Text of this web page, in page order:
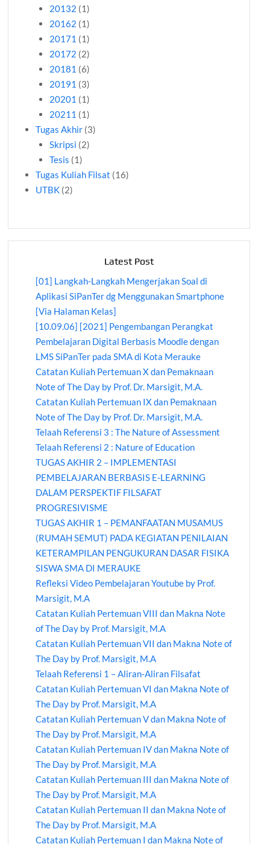
20132 (1)
20162 (1)
20171 (1)
20172 (2)
20181 (6)
20191 (3)
20201 (1)
20211 (1)
Tugas Akhir (3)
Skripsi (2)
Tesis (1)
Tugas Kuliah Filsat (16)
UTBK (2)
Latest Post
[01] Langkah-Langkah Mengerjakan Soal di
Aplikasi SiPanTer dg Menggunakan Smartphone
[Via Halaman Kelas]
[10.09.06] [2021] Pengembangan Perangkat
Pembelajaran Digital Berbasis Moodle dengan
LMS SiPanTer pada SMA di Kota Merauke
Catatan Kuliah Pertemuan X dan Pemaknaan
Note of The Day by Prof. Dr. Marsigit, M.A.
Catatan Kuliah Pertemuan IX dan Pemaknaan
Note of The Day by Prof. Dr. Marsigit, M.A.
Telaah Referensi 3 : The Nature of Assessment
Telaah Referensi 2 : Nature of Education
TUGAS AKHIR 2 – IMPLEMENTASI
PEMBELAJARAN BERBASIS E-LEARNING
DALAM PERSPEKTIF FILSAFAT
PROGRESIVISME
TUGAS AKHIR 1 – PEMANFAATAN MUSAMUS
(RUMAH SEMUT) PADA KEGIATAN PENILAIAN
KETERAMPILAN PENGUKURAN DASAR FISIKA
SISWA SMA DI MERAUKE
Refleksi Video Pembelajaran Youtube by Prof.
Marsigit, M.A
Catatan Kuliah Pertemuan VIII dan Makna Note
of The Day by Prof. Marsigit, M.A
Catatan Kuliah Pertemuan VII dan Makna Note of
The Day by Prof. Marsigit, M.A
Telaah Referensi 1 – Aliran-Aliran Filsafat
Catatan Kuliah Pertemuan VI dan Makna Note of
The Day by Prof. Marsigit, M.A
Catatan Kuliah Pertemuan V dan Makna Note of
The Day by Prof. Marsigit, M.A
Catatan Kuliah Pertemuan IV dan Makna Note of
The Day by Prof. Marsigit, M.A
Catatan Kuliah Pertemuan III dan Makna Note of
The Day by Prof. Marsigit, M.A
Catatan Kuliah Pertemuan II dan Makna Note of
The Day by Prof. Marsigit, M.A
Catatan Kuliah Pertemuan I dan Makna Note of